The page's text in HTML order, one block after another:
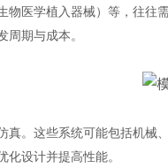
物医学植入器械）等，往
周期与成本。
真。这些系统可能包括机
设计并提高性能。